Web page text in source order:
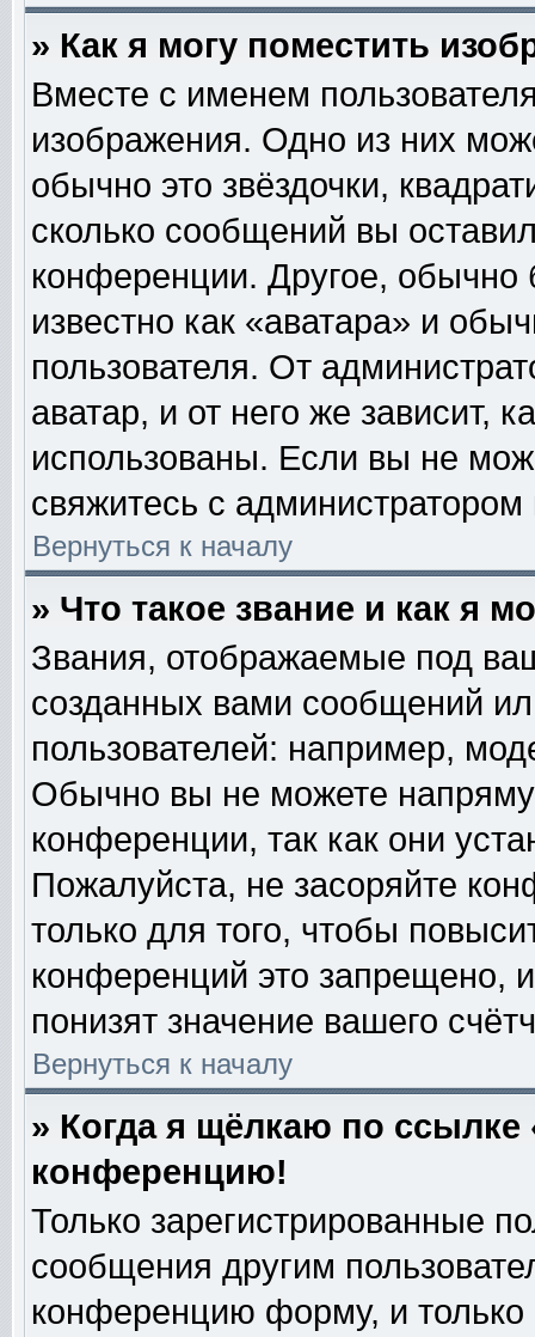
» Как я могу поместить
Вместе с именем
изображения. Одно из них
обычно это звёздочки,
сколько сообщений вы
конференции. Другое, обычно
известно как «аватара» и
пользователя. От
аватар, и от него же зависит,
использованы. Если вы не
свяжитесь с
Вернуться к началу
» Что такое звание и как я
Звания, отображаемые под
созданных вами сообщений
пользователей: например,
Обычно вы не можете
конференции, так как они
Пожалуйста, не засоряйте
только для того, чтобы
конференций это запрещено,
понизят значение вашего
Вернуться к началу
» Когда я щёлкаю по ссылке
конференцию!
Только зарегистрированные
сообщения другим
конференцию форму, и только